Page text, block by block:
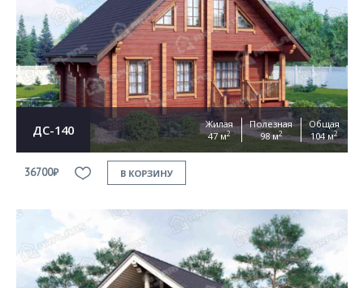
ДС-140
Жилая
47 м2
Полезная
98 м2
Общая
104 м2
36700₽ В КОРЗИНУ